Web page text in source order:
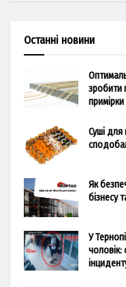
Останні новини
зробити
примірки
Суші для
Як
бізнесу
У